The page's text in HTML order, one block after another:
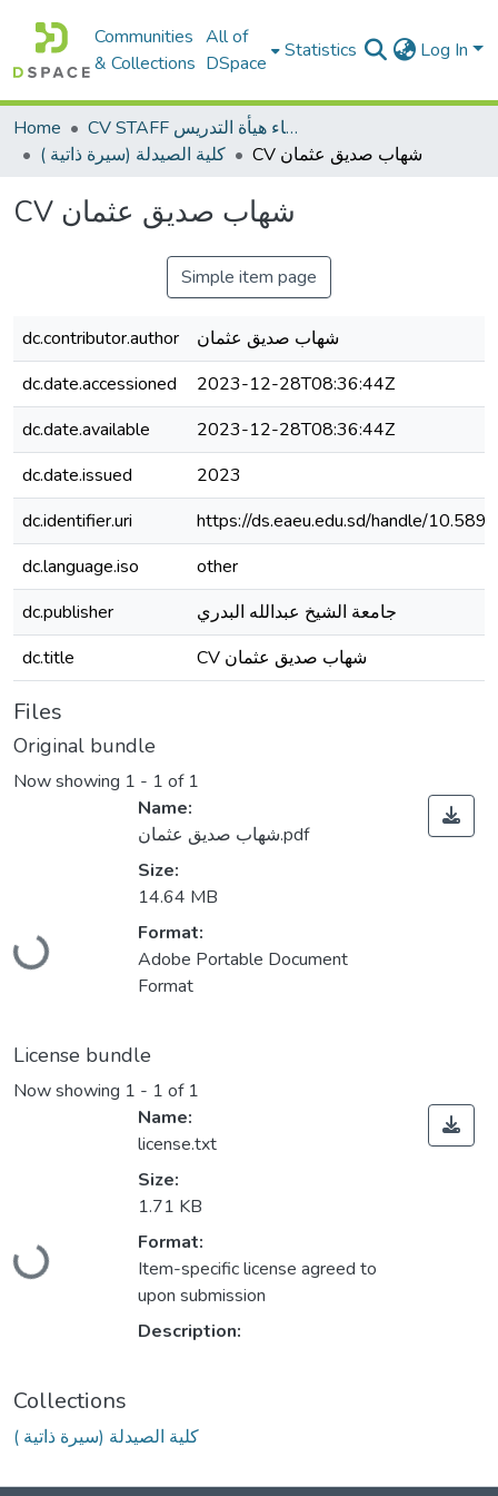
Communities
& Collections
All of
DSpace
Statistics Log In
Home
CV STAFF السيره الذاتية لأعضاء هيأة التدريس
كلية الصيدلة (سيرة ذاتية )
CV شهاب صديق عثمان
CV شهاب صديق عثمان
Simple item page
dc.contributor.author
شهاب صديق عثمان
dc.date.accessioned
2023-12-28T08:36:44Z
dc.date.available
2023-12-28T08:36:44Z
dc.date.issued
2023
dc.identifier.uri
https://ds.eaeu.edu.sd/handle/
dc.language.iso
other
dc.publisher
جامعة الشيخ عبدالله البدري
dc.title
CV شهاب صديق عثمان
Files
Original bundle
Now showing 1 - 1 of 1
Loading...
Name:
شهاب صديق عثمان.pdf
Size:
14.64 MB
Format:
Adobe Portable Document
Format
License bundle
Now showing 1 - 1 of 1
Loading...
Name:
license.txt
Size:
1.71 KB
Format:
Item-specific license agreed to
upon submission
Description:
Collections
كلية الصيدلة (سيرة ذاتية )